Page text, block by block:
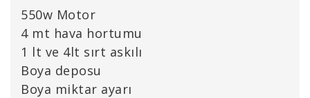
550w Motor
4 mt hava hortumu
1 lt ve 4lt sırt askılı
Boya deposu
Boya miktar ayarı